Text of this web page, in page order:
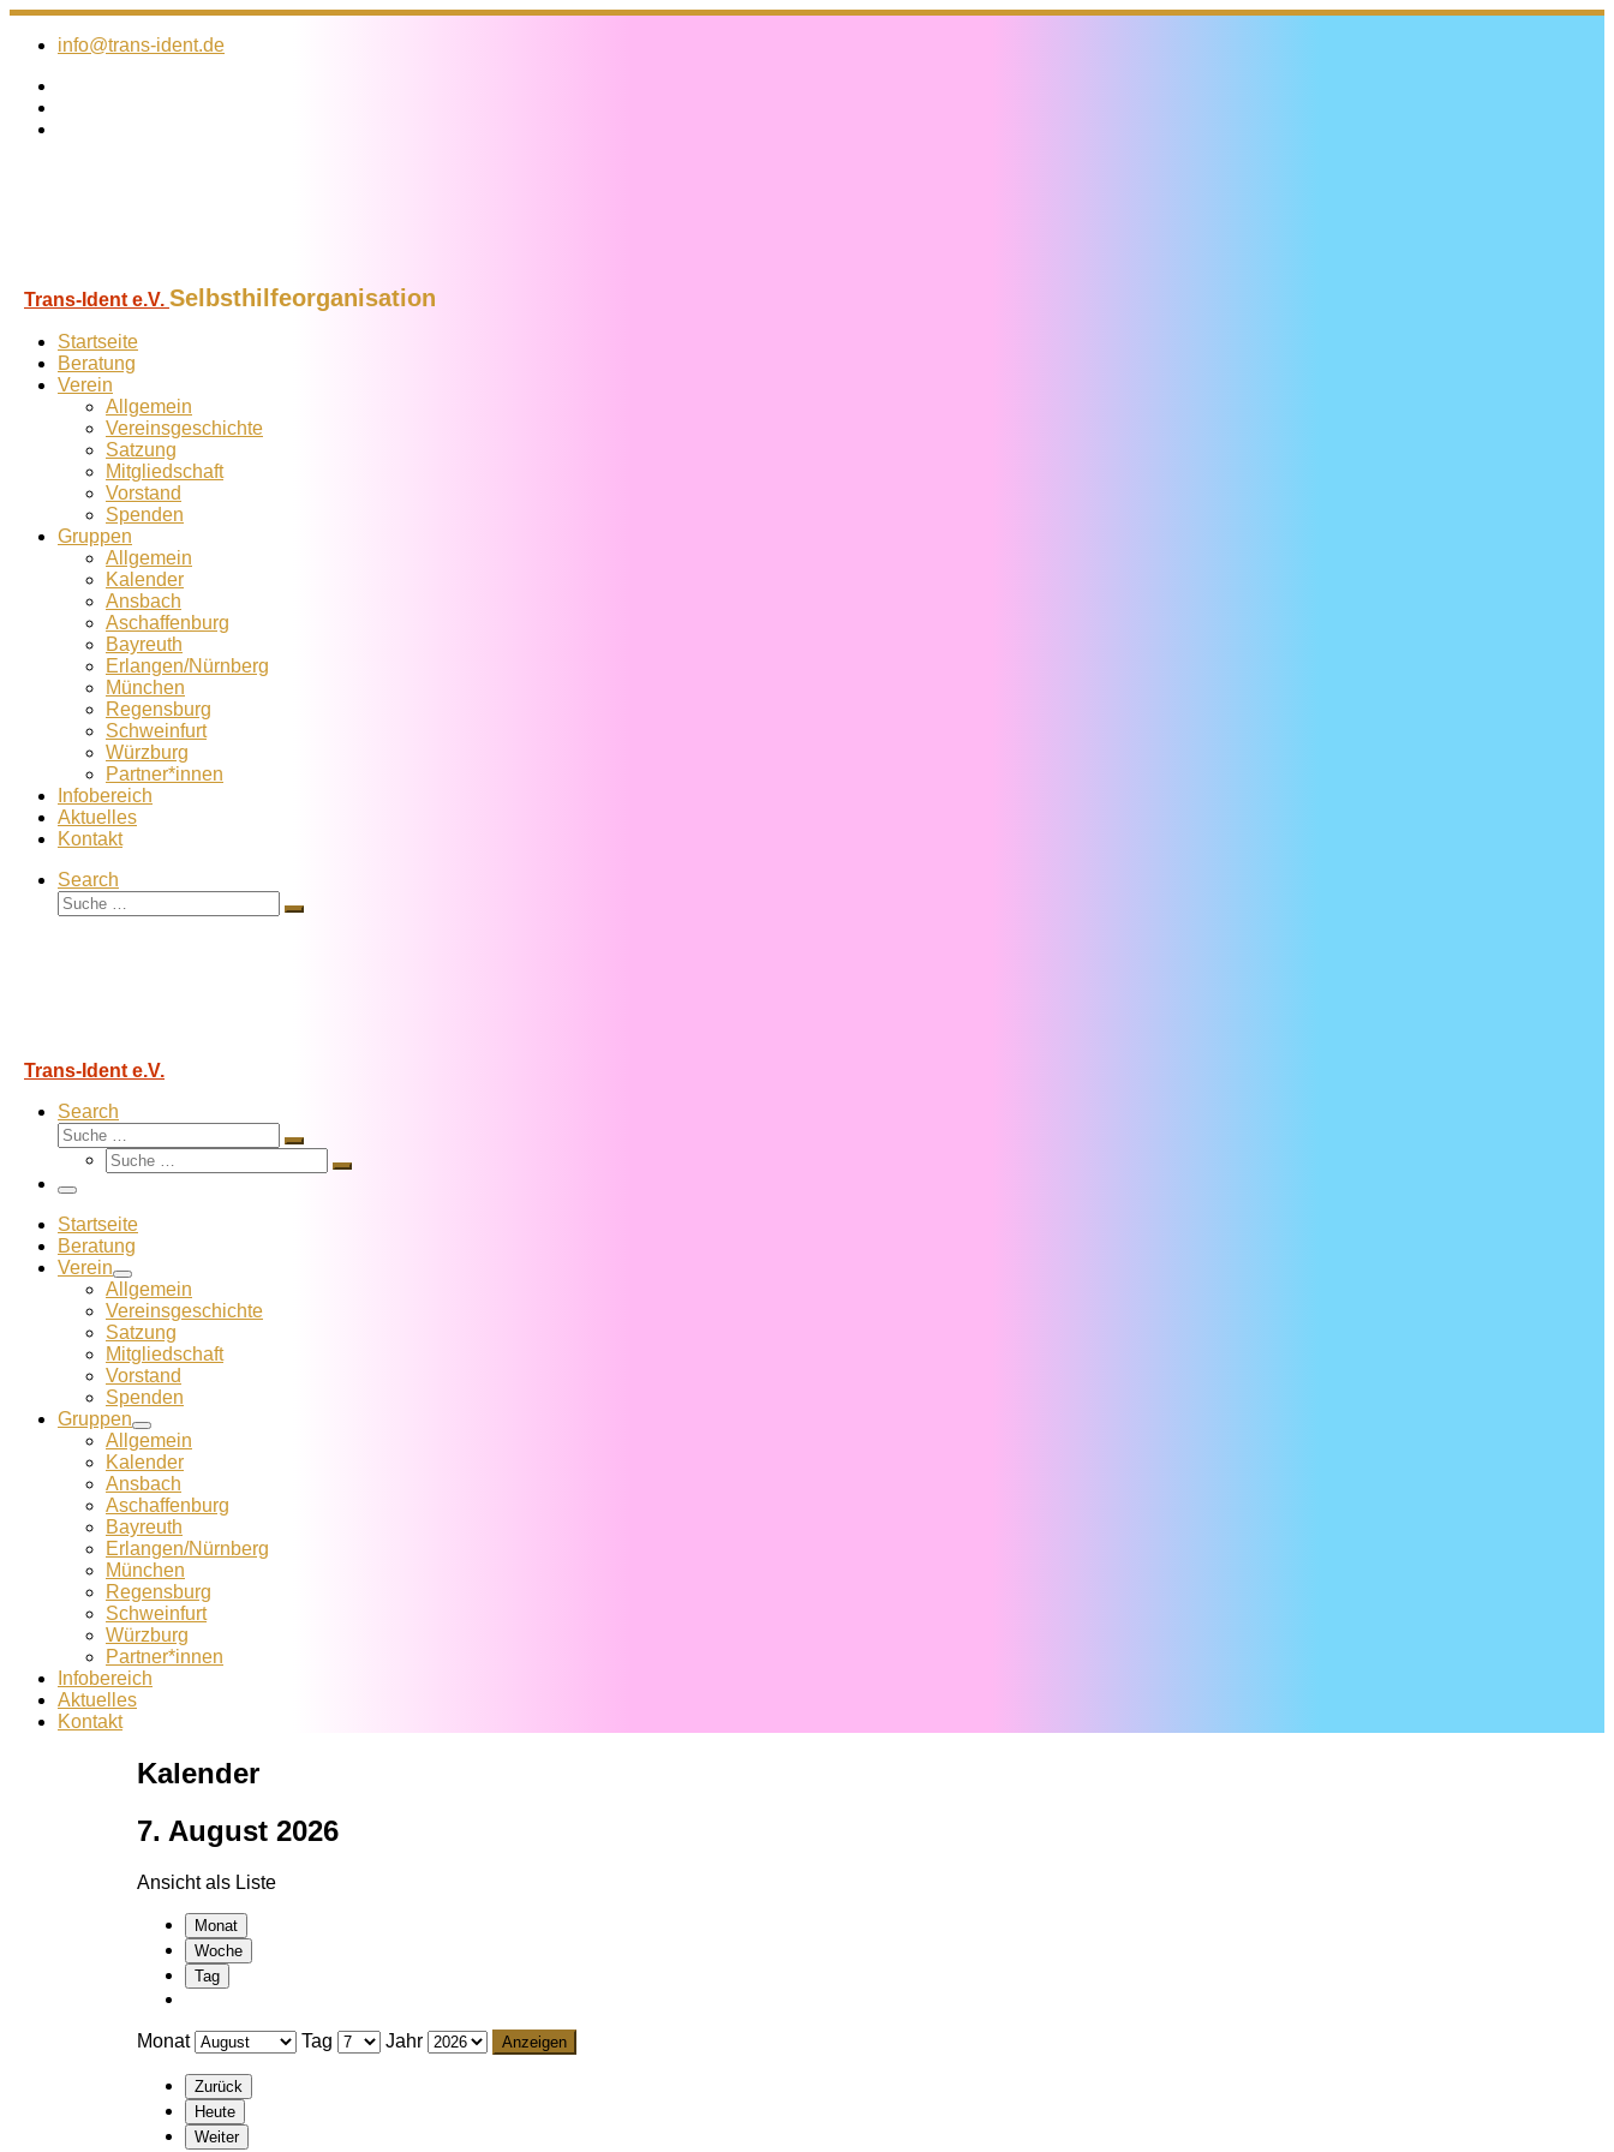
Zum
Inhalt
info@trans-ident.de
Trans-Ident e.V. Selbsthilfeorganisation
Startseite
Beratung
Verein
Allgemein
Vereins­geschichte
Satzung
Mitglied­schaft
Vorstand
Spenden
Gruppen
Allgemein
Kalender
Ansbach
Aschaffenburg
Bayreuth
Erlangen/Nürnberg
München
Regensburg
Schweinfurt
Würzburg
Partner*innen
Infobereich
Aktuelles
Kontakt
Search
Suche
Suche
Trans-Ident e.V.
Search
Suche
Suche
Suche
Suche
Menü
Startseite
Beratung
Verein
Allgemein
Vereins­geschichte
Satzung
Mitglied­schaft
Vorstand
Spenden
Gruppen
Allgemein
Kalender
Ansbach
Aschaffenburg
Bayreuth
Erlangen/Nürnberg
München
Regensburg
Schweinfurt
Würzburg
Partner*innen
Infobereich
Aktuelles
Kontakt
Kalender
7. August 2026
Ansicht als Liste
Monat
Woche
Tag
Monat Tag Jahr
Zurück
Heute
Weiter